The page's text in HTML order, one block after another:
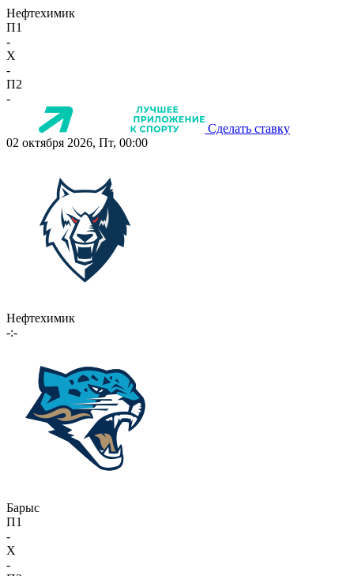
Нефтехимик
П1
-
X
-
П2
-
Сделать ставку
02 октября 2026, Пт, 00:00
Нефтехимик
-:-
Барыс
П1
-
X
-